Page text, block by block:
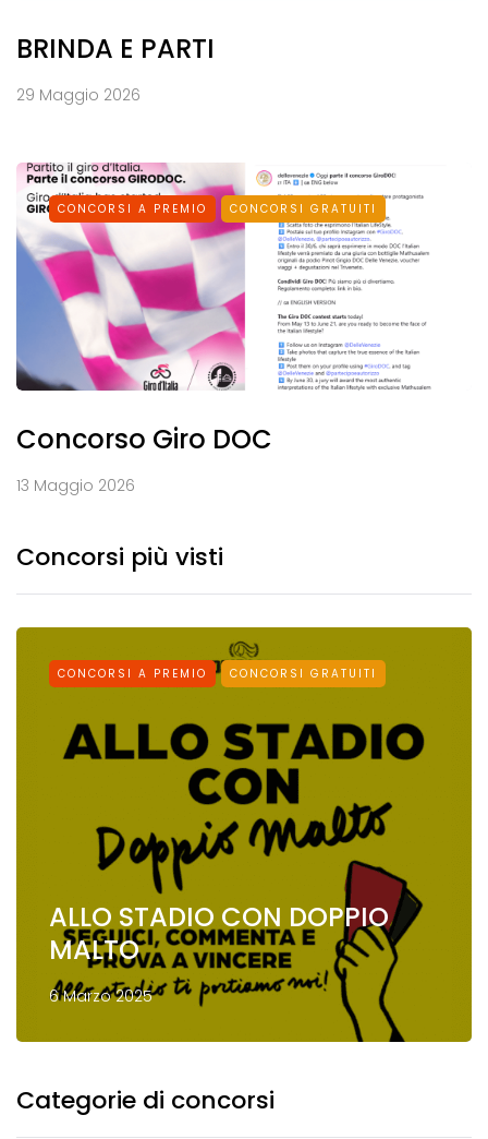
BRINDA E PARTI
29 Maggio 2026
CONCORSI A PREMIO CONCORSI GRATUITI
Concorso Giro DOC
13 Maggio 2026
Concorsi più visti
CONCORSI A PREMIO CONCORSI GRATUITI
ALLO STADIO CON DOPPIO
MALTO
6 Marzo 2025
Categorie di concorsi